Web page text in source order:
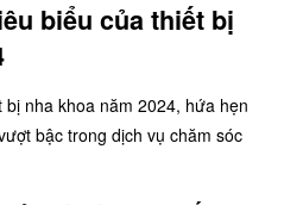
biểu của thiết bị
nha khoa năm 2024, hứa hẹn
bậc trong dịch vụ chăm sóc